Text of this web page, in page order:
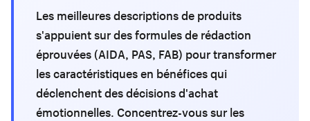
Les meilleures descriptions de produits
s'appuient sur des formules de rédaction
éprouvées (AIDA, PAS, FAB) pour transformer
les caractéristiques en bénéfices qui
déclenchent des décisions d'achat
émotionnelles. Concentrez-vous sur les